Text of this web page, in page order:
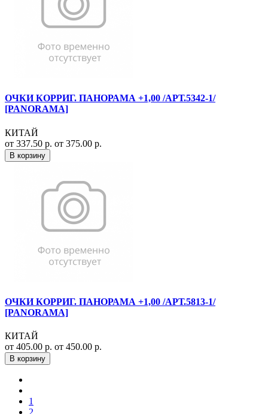
ОЧКИ КОРРИГ. ПАНОРАМА +1,00 /АРТ.5342-1/
[PANORAMA]
КИТАЙ
от 337.50 р. от 375.00 р.
В корзину
ОЧКИ КОРРИГ. ПАНОРАМА +1,00 /АРТ.5813-1/
[PANORAMA]
КИТАЙ
от 405.00 р. от 450.00 р.
В корзину
1